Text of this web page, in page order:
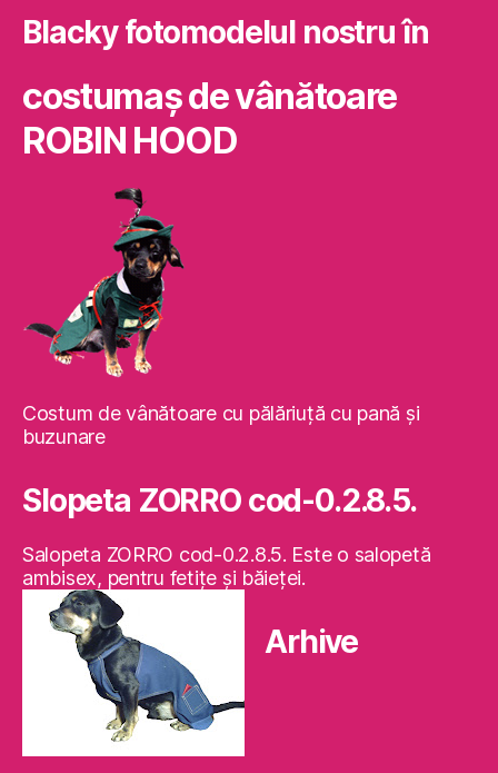
Blacky fotomodelul nostru în
costumaş de vânătoare
ROBIN HOOD
Costum de vânătoare cu pălăriuţă cu pană şi
buzunare
Slopeta ZORRO cod-0.2.8.5.
Salopeta ZORRO cod-0.2.8.5. Este o salopetă
ambisex, pentru fetiţe şi băieţei.
Arhive